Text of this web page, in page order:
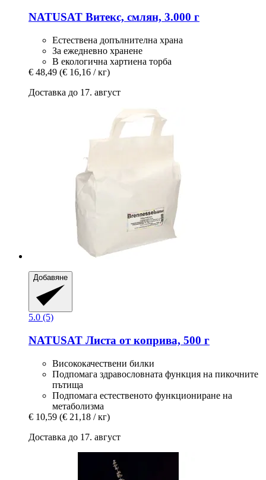
NATUSAT Витекс, смлян, 3.000 г
Естествена допълнителна храна
За ежедневно хранене
В екологична хартиена торба
€ 48,49 (€ 16,16 / кг)
Доставка до 17. август
Добавяне
5.0 (5)
NATUSAT Листа от коприва, 500 г
Висококачествени билки
Подпомага здравословната функция на пикочните
пътища
Подпомага естественото функциониране на
метаболизма
€ 10,59 (€ 21,18 / кг)
Доставка до 17. август